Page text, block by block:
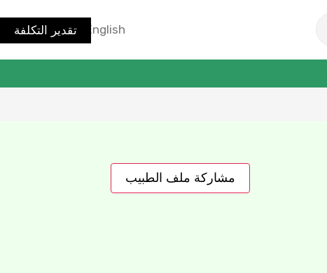
English تقدير التكلفة
مشاركة ملف الطبيب